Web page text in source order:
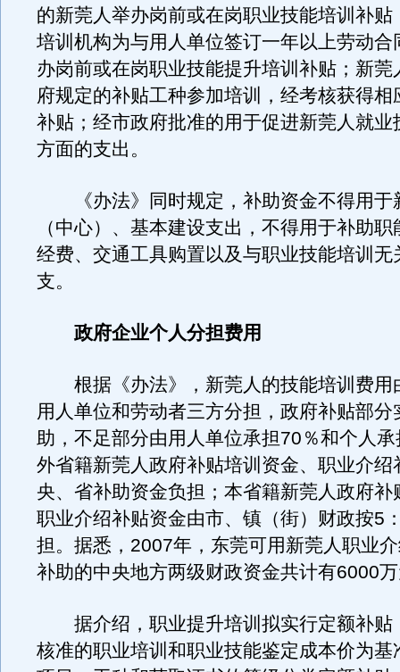
的新莞人举办岗前或在岗职业技能培训补贴
培训机构为与用人单位签订一年以上劳动合
办岗前或在岗职业技能提升培训补贴；新莞
府规定的补贴工种参加培训，经考核获得相
补贴；经市政府批准的用于促进新莞人就业
方面的支出。
《办法》同时规定，补助资金不得用于
（中心）、基本建设支出，不得用于补助
经费、交通工具购置以及与职业技能培训无
支。
政府企业个人分担费用
根据《办法》，新莞人的技能培训费用
用人单位和劳动者三方分担，政府补贴部分
助，不足部分由用人单位承担70％和个人
外省籍新莞人政府补贴培训资金、职业介绍
央、省补助资金负担；本省籍新莞人政府补
职业介绍补贴资金由市、镇（街）财政按5
担。据悉，2007年，东莞可用新莞人职业
补助的中央地方两级财政资金共计有6000
据介绍，职业提升培训拟实行定额补贴
核准的职业培训和职业技能鉴定成本价为基